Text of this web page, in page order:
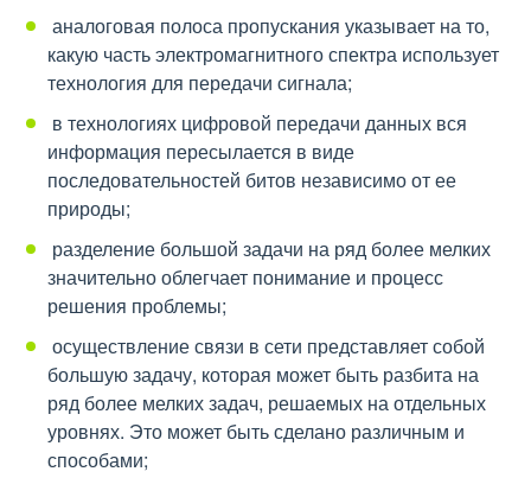
 аналоговая полоса пропускания указывает на то,
какую часть электромагнитного спектра использует
технология для передачи сигнала;
 в технологиях цифровой передачи данных вся
информация пересылается в виде
последовательностей битов независимо от ее
природы;
 разделение большой задачи на ряд более мелких
значительно облегчает понимание и процесс
решения проблемы;
 осуществление связи в сети представляет собой
большую задачу, которая может быть разбита на
ряд более мелких задач, решаемых на отдельных
уровнях. Это может быть сделано различным и
способами;